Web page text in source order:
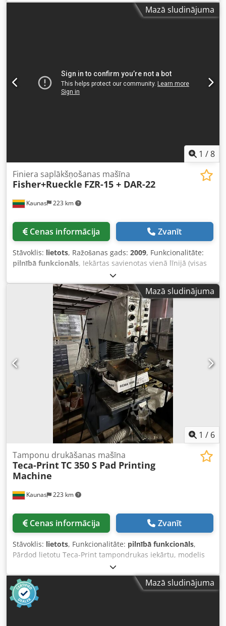
darbojošs
Mazā sludinājuma
1 /8
Kaunas 223 km
Finiera saplākšņošanas mašīna
Fisher+Rueckle FZR-15 + DAR-22
Cenas informācija Zvanīt
Stāvoklis: lietots, Ražošanas gads: 2009, Funkcionalitāte:
pilnībā funkcionāls, Iekārtas savienotas vienā līnijā (visas
trīs iekārtas tiek pārdotas tikai kopā). 1. Finiera šķiedru
šķērsvirziena salīmēšanas iekārta Fisher+Rueckle FZR-15,
2009. gads 2. Tiešās uzkrāšanas iekārta Fisher+Rueckle
DAR-22, 2009. gads 3. Šķērveida pacelšanas galds 1000 kg
TEHNISKĀ DOKUMENTĀCIJA (pilna pēc pieprasījuma)
Finiera šķērsvirziena salīmēšanas iekārta FURNIMASTER
FZR-15 Finiera formāta garums (pa šķiedrai) 350 - 1500 mm
Finiera formāta platums (šķērsām šķiedrai) 50 - 500 mm
Finiera sloksnes biezums 0,3 - 1,5 mm Maksimālā iekārtas
jauda 30 cikli/min. (jaudas rādītāji attiecas uz vidējo finiera
sloksnes platumu 100 mm šķērsām šķiedrai) Pieslēguma
slodze (bāzes iekārta): Jaudas patēriņš 13,5 kW Saspiesta
gaisa spiediens 6 bar Energo patēriņš: Elektroenerģijas
patēriņš 6,2 kWh Saspiestā gaisa patēriņš 15 NL/min.
Izmēri un svars (bāzes iekārta): 2940 mm G x 1000 mm P x
1530 mm A. 3200 kg Dcodpfx Abjt Akcfspok
Mazā sludinājuma
1 / 6
Kaunas 223 km
Tamponu drukāšanas mašīna
Teca-PrintTC 350 S Pad Printing
Machine
Cenas informācija Zvanīt
Stāvoklis: lietots, Funkcionalitāte: pilnībā funkcionāls,
Pārdod lietotu Teca-Print tampondrukas iekārtu, modelis
TC 350 S! Pieejama uzreiz! Gatava transportēšanai!
Dcodpfxsw Hbd Ro Abpsk
Mazā sludinājuma